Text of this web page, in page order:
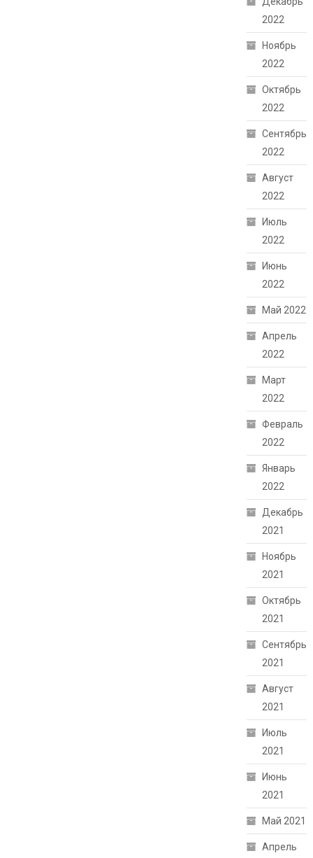
2022
Ноябрь
2022
Октябрь
2022
Сентябрь
2022
Август
2022
Июль
2022
Июнь
2022
Май 2022
Апрель
2022
Март
2022
Февраль
2022
Январь
2022
Декабрь
2021
Ноябрь
2021
Октябрь
2021
Сентябрь
2021
Август
2021
Июль
2021
Июнь
2021
Май 2021
Апрель